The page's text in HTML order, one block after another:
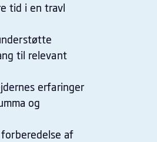
tid i en travl
til relevant
erfaringer
og
af